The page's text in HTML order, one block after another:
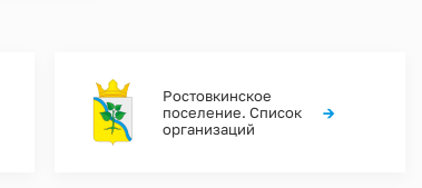
Ростовкинское
поселение. Список
организаций
→